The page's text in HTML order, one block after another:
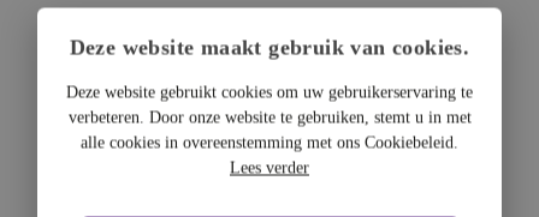
DTF Hardware
DTF Printers
Deze website maakt gebruik van cookies.
Deze website gebruikt cookies om uw gebruikerservaring te
verbeteren. Door onze website te gebruiken, stemt u in met
alle cookies in overeenstemming met ons Cookiebeleid.
Lees verder